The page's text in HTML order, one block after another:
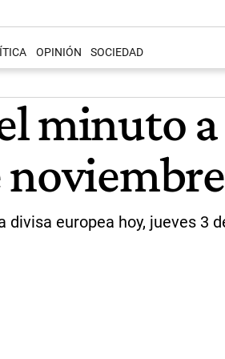
OPINIÓN SOCIEDAD
minuto
noviembre
europea hoy, jueves 3